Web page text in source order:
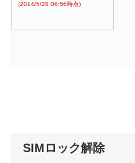
(2014/5/28 06:56時点)
SIMロック解除